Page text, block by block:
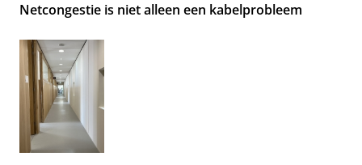
Netcongestie is niet alleen een kabelprobleem